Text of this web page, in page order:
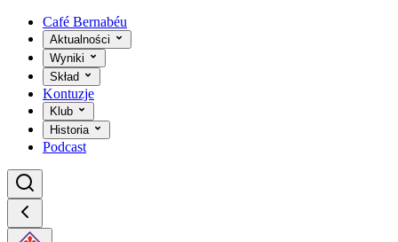
Café Bernabéu
Aktualności
Wyniki
Skład
Kontuzje
Klub
Historia
Podcast